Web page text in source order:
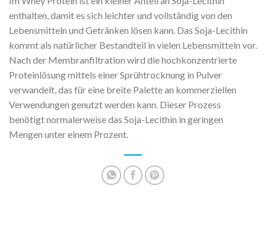
enthalten, damit es sich leichter und vollständig von den
Lebensmitteln und Getränken lösen kann. Das Soja-Lecithin
kommt als natürlicher Bestandteil in vielen Lebensmitteln vor.
Nach der Membranfiltration wird die hochkonzentrierte
Proteinlösung mittels einer Sprühtrocknung in Pulver
verwandelt, das für eine breite Palette an kommerziellen
Verwendungen genutzt werden kann. Dieser Prozess
benötigt normalerweise das Soja-Lecithin in geringen
Mengen unter einem Prozent.